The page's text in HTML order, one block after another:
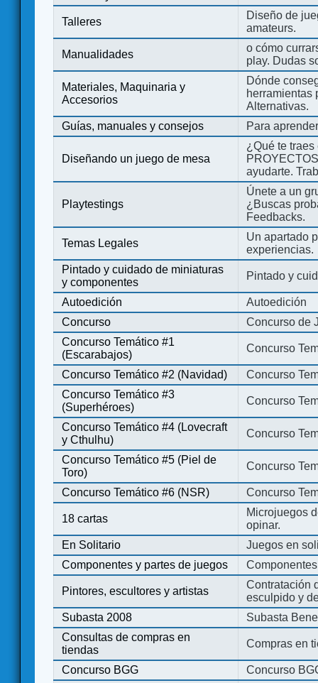
Talleres
Diseño de
amateurs.
Manualidades
o cómo
play. Dudas
Materiales, Maquinaria y
Accesorios
Dónde
herramientas
Alternativas.
Guías, manuales y consejos
Para
Diseñando un juego de mesa
¿Qué te
ayudarte.
Playtestings
Únete a un
¿Buscas
Feedbacks.
Temas Legales
Un apartado
experiencias.
Pintado y cuidado de miniaturas
y componentes
Pintado y
Autoedición
Autoedición
Concurso
Concurso de
Concurso Temático #1
(Escarabajos)
Concurso
Concurso Temático #2 (Navidad)
Concurso
Concurso Temático #3
(Superhéroes)
Concurso
Concurso Temático #4 (Lovecraft
y Cthulhu)
Concurso
Concurso Temático #5 (Piel de
Toro)
Concurso
Concurso Temático #6 (NSR) Concurso
18 cartas
Microjuegos
opinar.
En Solitario
Juegos en
Componentes y partes de juegos
Pintores, escultores y artistas
Contratación
esculpido y
Subasta 2008
Subasta
Consultas de compras en
tiendas
Compras en
Concurso BGG
Concurso